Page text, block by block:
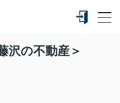
沢の不動産＞